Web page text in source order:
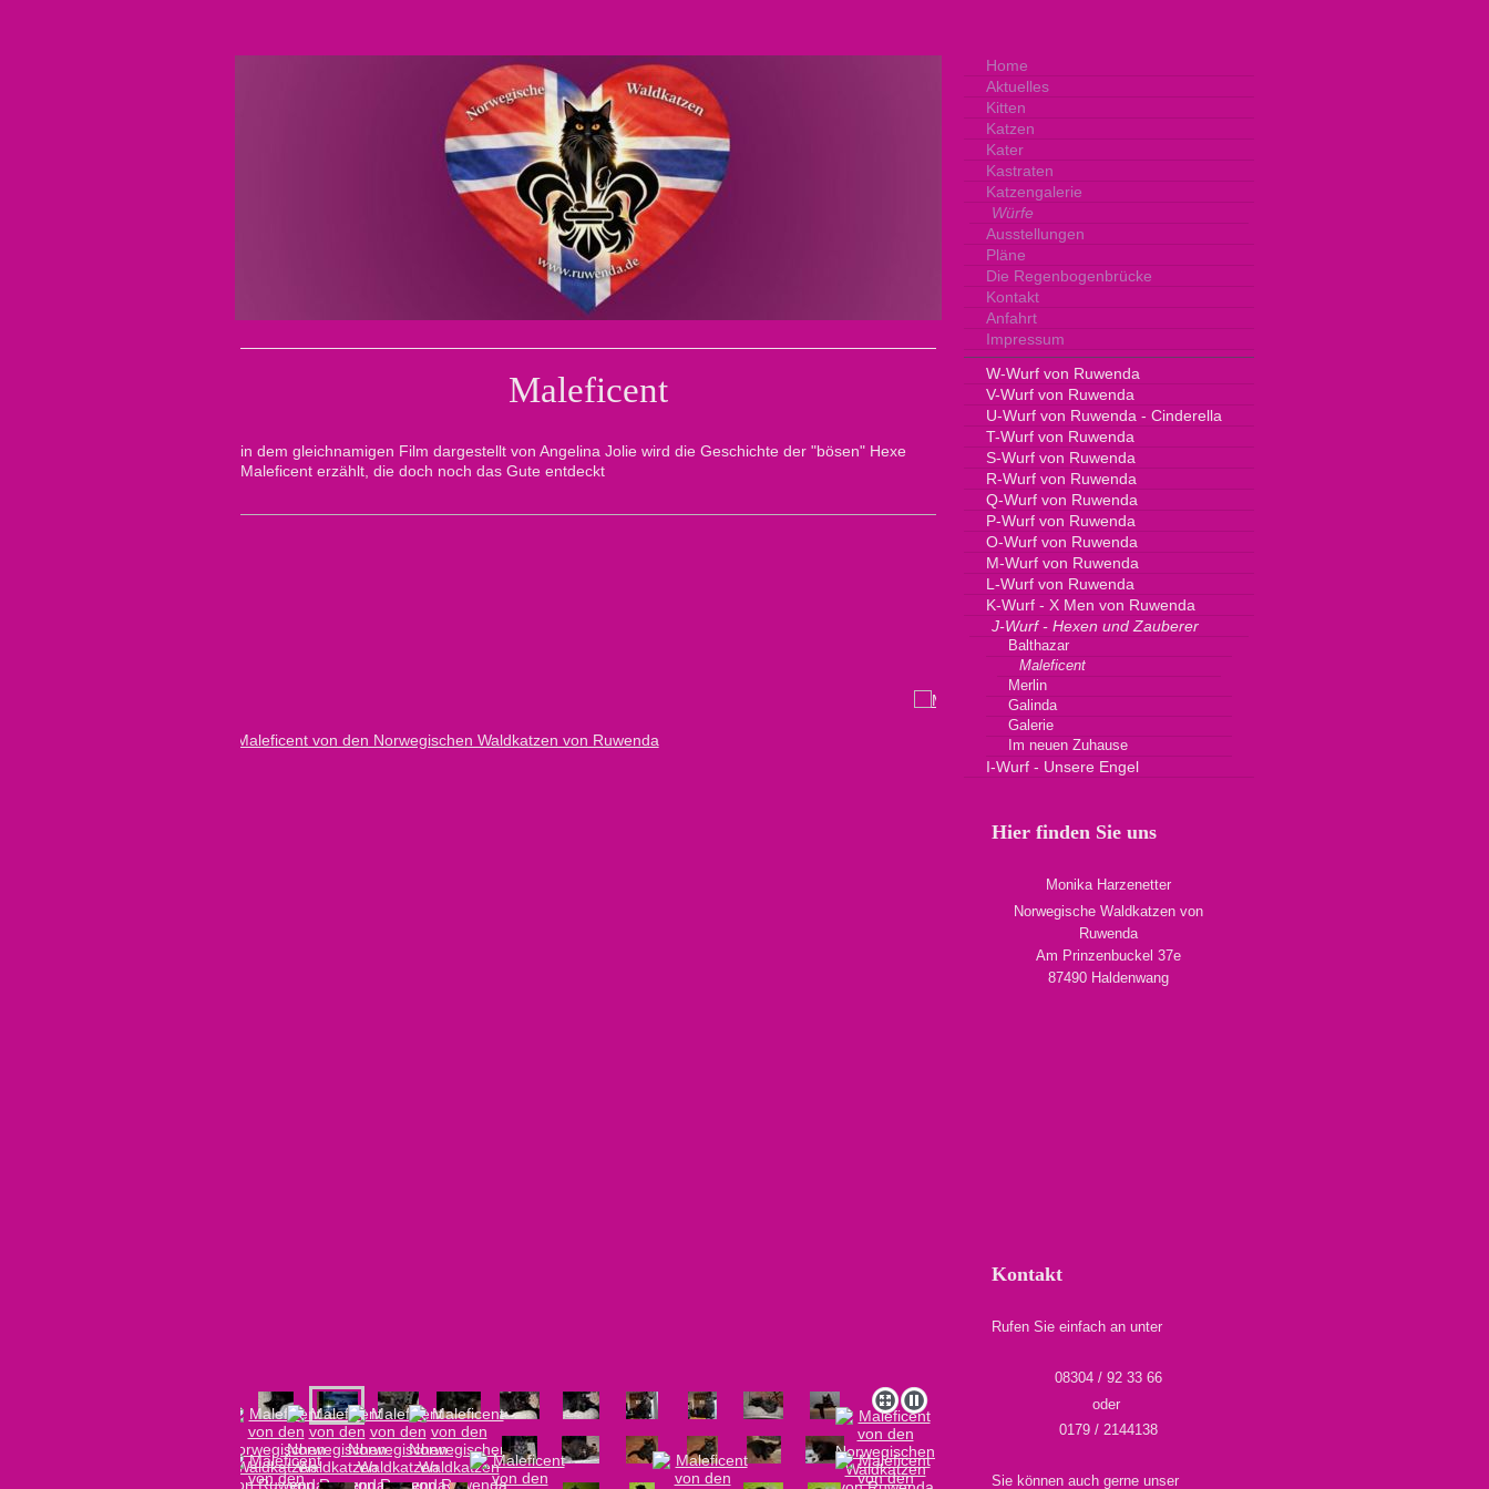
Maleficent
in dem gleichnamigen Film dargestellt von Angelina Jolie wird die Geschichte der "bösen" Hexe
Maleficent erzählt, die doch noch das Gute entdeckt
Home
Aktuelles
Kitten
Katzen
Kater
Kastraten
Katzengalerie
Würfe
Ausstellungen
Pläne
Die Regenbogenbrücke
Kontakt
Anfahrt
Impressum
W-Wurf von Ruwenda
V-Wurf von Ruwenda
U-Wurf von Ruwenda - Cinderella
T-Wurf von Ruwenda
S-Wurf von Ruwenda
R-Wurf von Ruwenda
Q-Wurf von Ruwenda
P-Wurf von Ruwenda
O-Wurf von Ruwenda
M-Wurf von Ruwenda
L-Wurf von Ruwenda
K-Wurf - X Men von Ruwenda
J-Wurf - Hexen und Zauberer
Balthazar
Maleficent
Merlin
Galinda
Galerie
Im neuen Zuhause
I-Wurf - Unsere Engel
Hier finden Sie uns
Monika Harzenetter
Norwegische Waldkatzen von
Ruwenda
Am Prinzenbuckel 37e
87490 Haldenwang
Kontakt
Rufen Sie einfach an unter
08304 / 92 33 66
oder
0179 / 2144138
Sie können auch gerne unser